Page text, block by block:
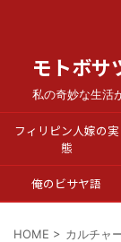
モトボサ
私の奇妙な生活
フィリピン人嫁の実
態
俺のビサヤ語
HOME > カルチャ